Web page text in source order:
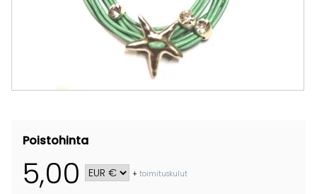
Poistohinta
5,00 +toimituskulut